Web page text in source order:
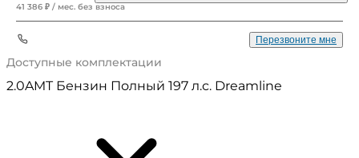
Доступные комплектации
2.0AMT Бензин Полный 197 л.с. Dreamline
41 386 ₽ / мес. без взноса
Перезвоните мне